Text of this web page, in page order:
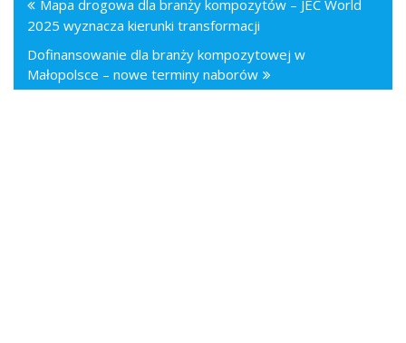
Mapa drogowa dla branży kompozytów – JEC World
2025 wyznacza kierunki transformacji
Dofinansowanie dla branży kompozytowej w
Małopolsce – nowe terminy naborów